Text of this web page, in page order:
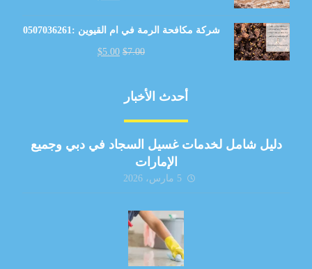
شركة مكافحة الرمة في ام القيوين :0507036261
$7.00
$5.00
أحدث الأخبار
دليل شامل لخدمات غسيل السجاد في دبي وجميع
الإمارات
5 مارس، 2026